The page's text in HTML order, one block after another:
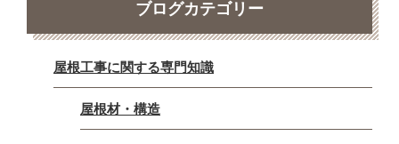
ブログカテゴリー
屋根工事に関する専門知識
屋根材・構造